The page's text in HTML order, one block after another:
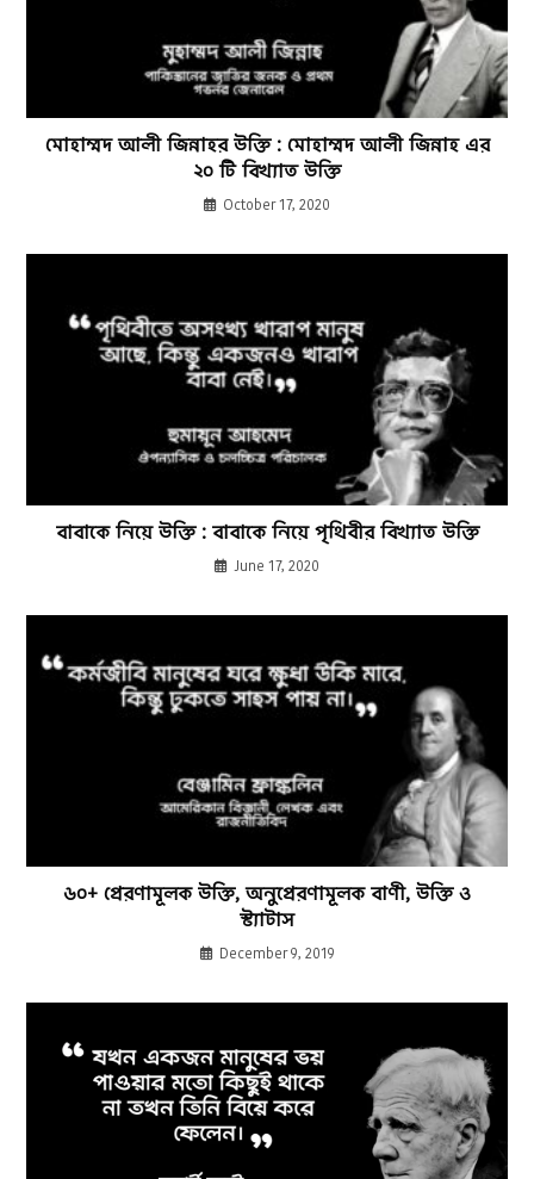
মোহাম্মদ আলী জিন্নাহর উক্তি : মোহাম্মদ আলী জিন্নাহ এর
২০ টি বিখ্যাত উক্তি
October 17, 2020
বাবাকে নিয়ে উক্তি : বাবাকে নিয়ে পৃথিবীর বিখ্যাত উক্তি
June 17, 2020
৬০+ প্রেরণামূলক উক্তি, অনুপ্রেরণামূলক বাণী, উক্তি ও
স্ট্যাটাস
December 9, 2019